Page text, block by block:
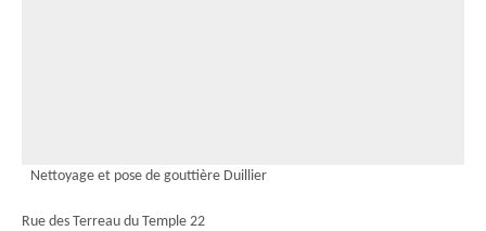
Nettoyage et pose de gouttière Duillier
Rue des Terreau du Temple 22